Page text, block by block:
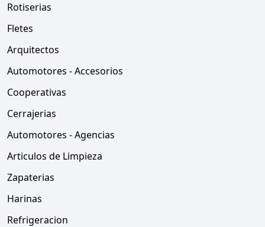
Rotiserias
Fletes
Arquitectos
Automotores - Accesorios
Cooperativas
Cerrajerias
Automotores - Agencias
Articulos de Limpieza
Zapaterias
Harinas
Refrigeracion